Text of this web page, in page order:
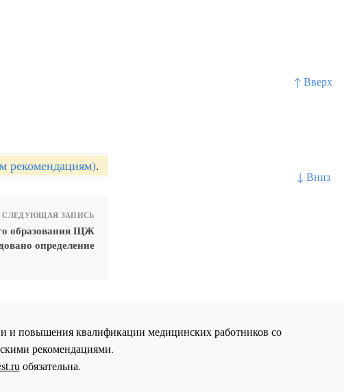
↑ Вверх
↓ Вниз
рекомендациям).
СЛЕДУЮЩАЯ ЗАПИСЬ
образования ЩЖ
определение
и повышения квалификации медицинских работников со
рекомендациями.
обязательна.